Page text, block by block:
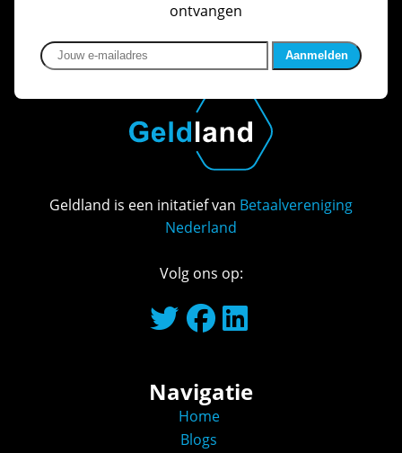
ontvangen
Jouw e-mailadres
Geldland is een initatief van Betaalvereniging
Nederland
Volg ons op:
Navigatie
Home
Blogs